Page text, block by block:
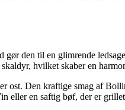
den til en glimrende
hvilket skaber en
Den kraftige smag af
eller en saftig bøf, der er